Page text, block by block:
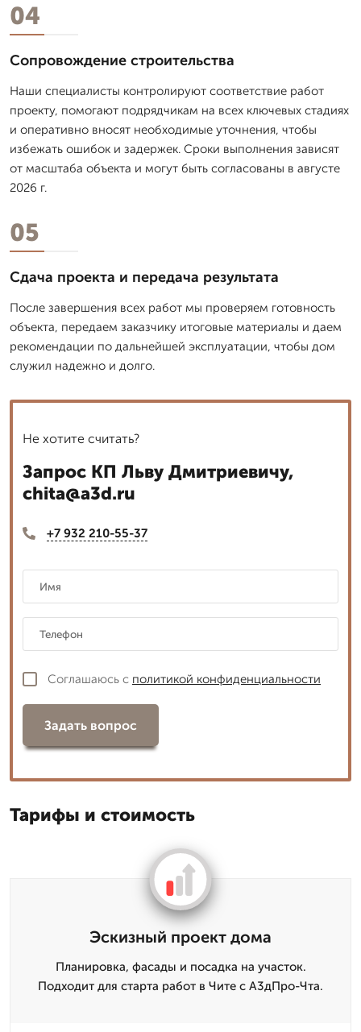
04
Сопровождение строительства
Наши специалисты контролируют соответствие работ
проекту, помогают подрядчикам на всех ключевых стадиях
и оперативно вносят необходимые уточнения, чтобы
избежать ошибок и задержек. Сроки выполнения зависят
от масштаба объекта и могут быть согласованы в августе
2026 г.
05
Сдача проекта и передача результата
После завершения всех работ мы проверяем готовность
объекта, передаем заказчику итоговые материалы и даем
рекомендации по дальнейшей эксплуатации, чтобы дом
служил надежно и долго.
Не хотите считать?
Запрос КП Льву Дмитриевичу,
chita@a3d.ru
+7 932 210-55-37
Соглашаюсь с политикой конфиденциальности
Задать вопрос
Тарифы и стоимость
Эскизный проект дома
Планировка, фасады и посадка на участок.
Подходит для старта работ в Чите с А3дПро-Чта.